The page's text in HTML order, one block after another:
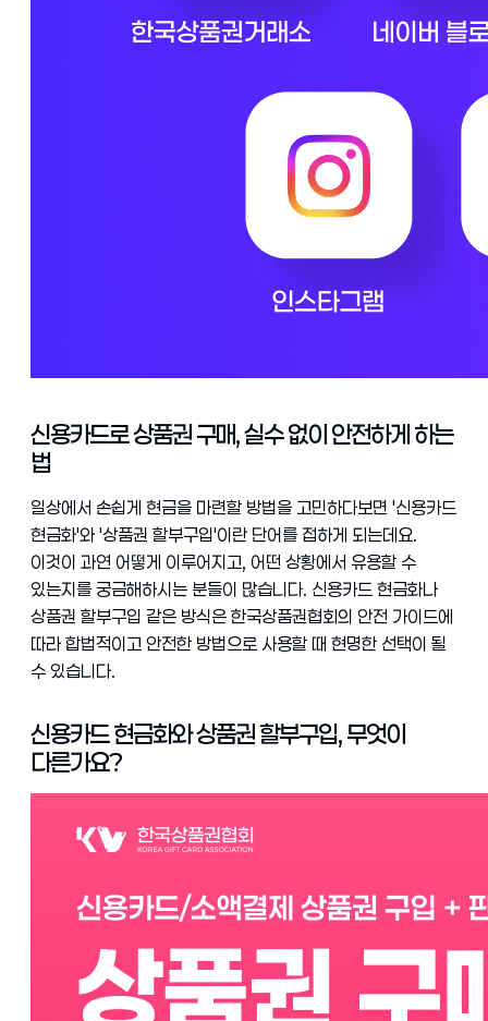
신용카드로 상품권 구매, 실수 없이 안전하게 하는
법
일상에서 손쉽게 현금을 마련할 방법을 고민하다보면 '신용카드
현금화'와 '상품권 할부구입'이란 단어를 접하게 되는데요.
이것이 과연 어떻게 이루어지고, 어떤 상황에서 유용할 수
있는지를 궁금해하시는 분들이 많습니다. 신용카드 현금화나
상품권 할부구입 같은 방식은 한국상품권협회의 안전 가이드에
따라 합법적이고 안전한 방법으로 사용할 때 현명한 선택이 될
수 있습니다.
신용카드 현금화와 상품권 할부구입, 무엇이
다른가요?